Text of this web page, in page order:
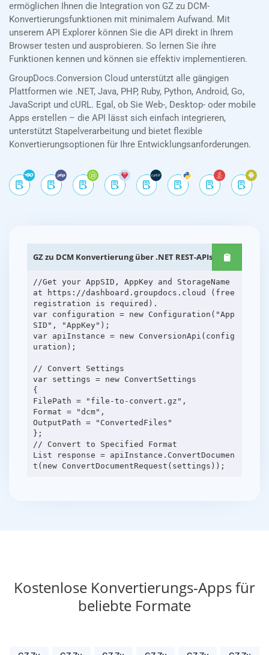
ermöglichen Ihnen die Integration von GZ zu DCM-
Konvertierungsfunktionen mit minimalem Aufwand. Mit
unserem API Explorer können Sie die API direkt in Ihrem
Browser testen und ausprobieren. So lernen Sie ihre
Funktionen kennen und können sie effektiv implementieren.
GroupDocs.Conversion Cloud unterstützt alle gängigen
Plattformen wie .NET, Java, PHP, Ruby, Python, Android, Go,
JavaScript und cURL. Egal, ob Sie Web-, Desktop- oder mobile
Apps erstellen – die API lässt sich einfach integrieren,
unterstützt Stapelverarbeitung und bietet flexible
Konvertierungsoptionen für Ihre Entwicklungsanforderungen.
GZ zu DCM Konvertierung über .NET REST-APIs
//Get your AppSID, AppKey and StorageName
at https://dashboard.groupdocs.cloud (free
registration is required).
var configuration = new Configuration("App
SID", "AppKey");
var apiInstance = new ConversionApi(config
uration);
// Convert Settings
var settings = new ConvertSettings
{
FilePath = "file-to-convert.gz",
Format = "dcm",
OutputPath = "ConvertedFiles"
};
// Convert to Specified Format
List response = apiInstance.ConvertDocumen
Kostenlose Konvertierungs-Apps für
beliebte Formate